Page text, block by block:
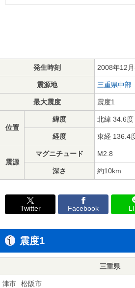
発生時刻 2008年12
震源地 三重県中部
最大震度 震度1
位置
緯度 北緯 34.6度
経度 東経 136.4
震源
マグニチュード M2.8
深さ 約10km
Twitter Facebook
震度1
三重県
津市 松阪市